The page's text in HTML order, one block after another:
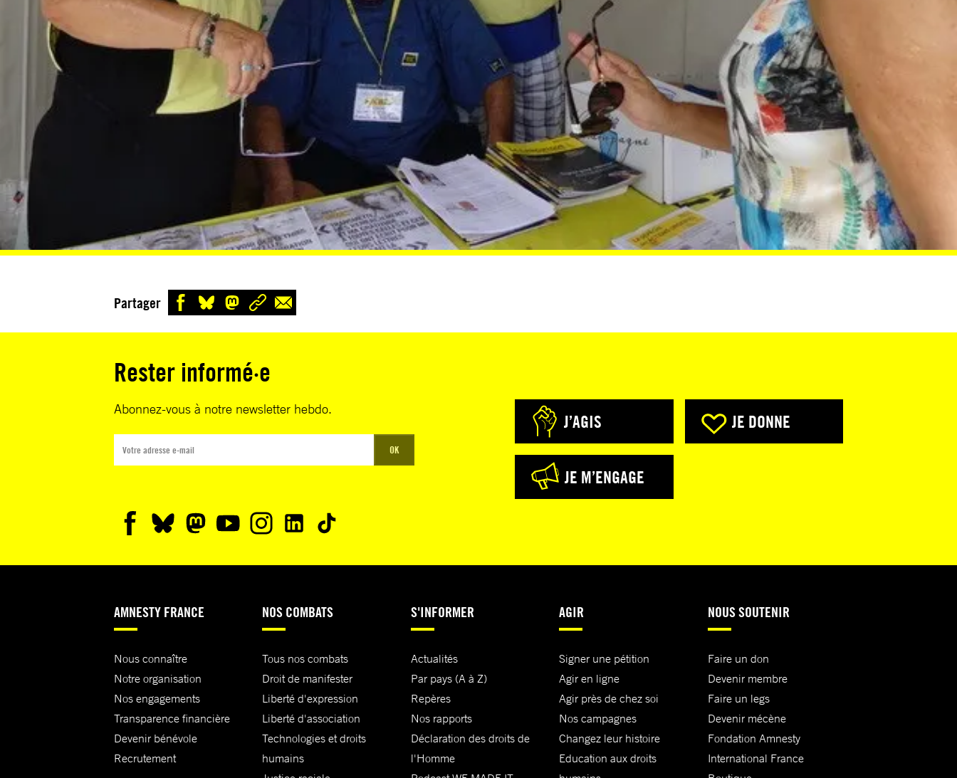
Partager
Rester informé·e
Abonnez-vous à notre newsletter hebdo.
OK
J’AGIS JE DONNE
JE M’ENGAGE
AMNESTY FRANCE
Nous connaître
Notre organisation
Nos engagements
Transparence financière
Devenir bénévole
Recrutement
NOS COMBATS
Tous nos combats
Droit de manifester
Liberté d'expression
Liberté d'association
Technologies et droits
humains
S'INFORMER
Actualités
Par pays (A à Z)
Repères
Nos rapports
Déclaration des droits de
l'Homme
AGIR
Signer une pétition
Agir en ligne
Agir près de chez soi
Nos campagnes
Changez leur histoire
Education aux droits
NOUS SOUTENIR
Faire un don
Devenir membre
Faire un legs
Devenir mécène
Fondation Amnesty
International France